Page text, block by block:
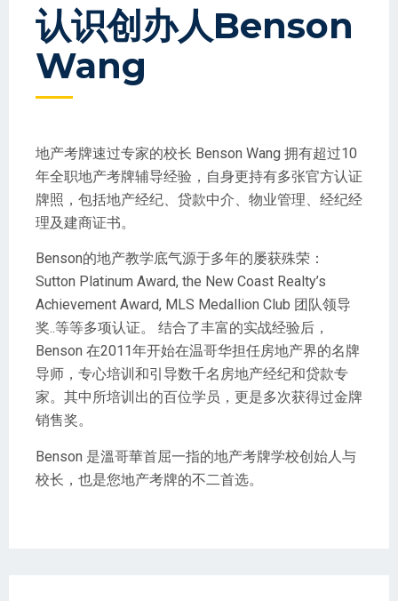
认识创办人Benson
Wang
地产考牌速过专家的校长 Benson Wang 拥有超过10
年全职地产考牌辅导经验，自身更持有多张官方认证
牌照，包括地产经纪、贷款中介、物业管理、经纪经
理及建商证书。
Benson的地产教学底气源于多年的屡获殊荣：
Sutton Platinum Award, the New Coast Realty’s
Achievement Award, MLS Medallion Club 团队领导
奖..等等多项认证。 结合了丰富的实战经验后，
Benson 在2011年开始在温哥华担任房地产界的名牌
导师，专心培训和引导数千名房地产经纪和贷款专
家。其中所培训出的百位学员，更是多次获得过金牌
销售奖。
Benson 是溫哥華首屈一指的地产考牌学校创始人与
校长，也是您地产考牌的不二首选。